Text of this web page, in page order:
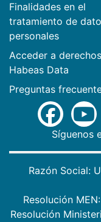
Finalidades en el
tratamiento de
personales
Acceder a derechos
Habeas Data
Preguntas
Síguenos
Razón Social:
Resolución
Resolución